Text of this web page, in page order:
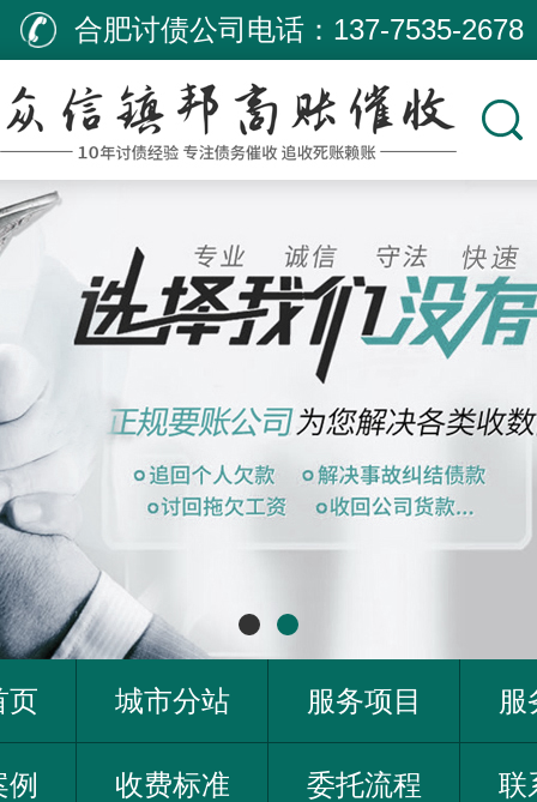
页 城市分站 服务项目 服
收费标准 委托流程 联
合肥讨债公司电话： 137-7535-2678